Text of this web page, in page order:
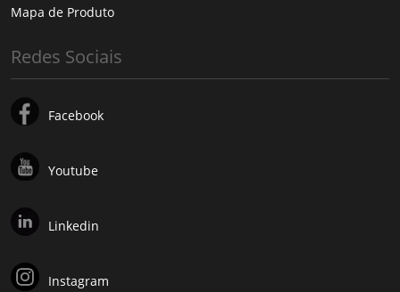
Mapa de Produto
Redes Sociais
Facebook
Youtube
Linkedin
Instagram